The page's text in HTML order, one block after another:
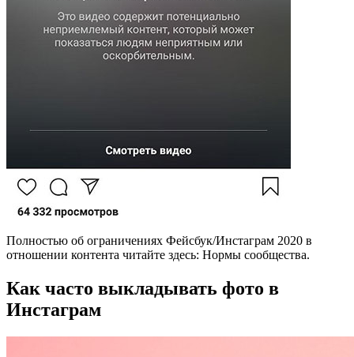
Полностью об ограничениях Фейсбук/Инстаграм 2020 в
отношении контента читайте здесь: Нормы сообщества.
Как часто выкладывать фото в
Инстаграм